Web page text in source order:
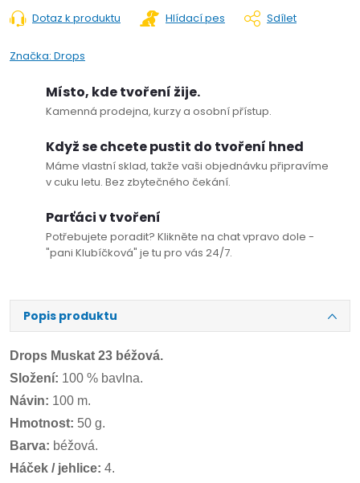
Dotaz k produktu Hlídací pes Sdílet
Značka: Drops
Místo, kde tvoření žije.
Kamenná prodejna, kurzy a osobní přístup.
Když se chcete pustit do tvoření hned
Máme vlastní sklad, takže vaši objednávku připravíme
v cuku letu. Bez zbytečného čekání.
Parťáci v tvoření
Potřebujete poradit? Klikněte na chat vpravo dole -
"pani Klubíčková" je tu pro vás 24/7.
Popis produktu
Drops Muskat 23 béžová.
Složení: 100 % bavlna.
Návin: 100 m.
Hmotnost: 50 g.
Barva: béžová.
Háček / jehlice: 4.